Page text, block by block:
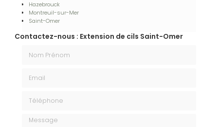
Hazebrouck
Montreuil-sur-Mer
Saint-Omer
Contactez-nous : Extension de cils Saint-Omer
Message